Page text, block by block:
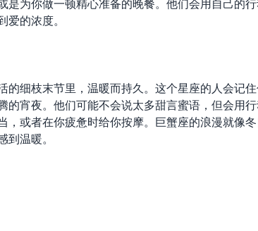
的浓度。
细枝末节里，温暖而持久。这个星座的人会记住
的宵夜。他们可能不会说太多甜言蜜语，但会用
，或者在你疲惫时给你按摩。巨蟹座的浪漫就像
温暖。